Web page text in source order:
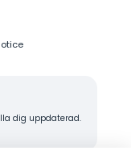
dig uppdaterad.